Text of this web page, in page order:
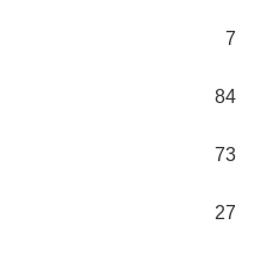
7
84
73
27